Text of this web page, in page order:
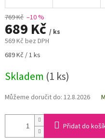
769 Kč –10 %
689 Kč / ks
569 Kč bez DPH
Měrná
689 Kč / 1 ks
Skladem (1 ks)
Můžeme doručit do: 12.8.2026
Přidat do